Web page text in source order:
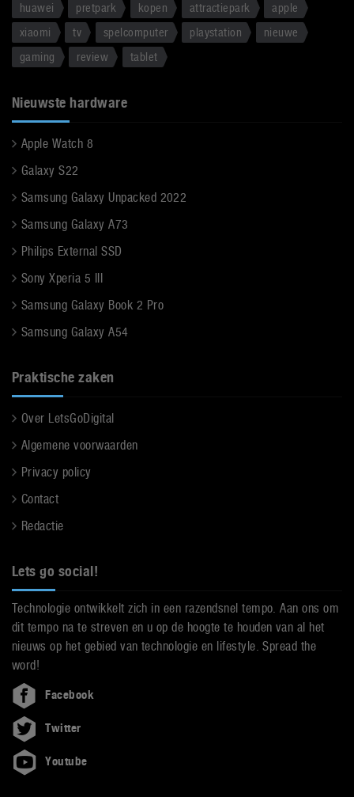
huawei
pretpark kopen attractiepark
apple
xiaomi
tv spelcomputer playstation
nieuwe
gaming
review tablet
Nieuwste hardware
Apple Watch 8
Galaxy S22
Samsung Galaxy Unpacked 2022
Samsung Galaxy A73
Philips External SSD
Sony Xperia 5 III
Samsung Galaxy Book 2 Pro
Samsung Galaxy A54
Praktische zaken
Over LetsGoDigital
Algemene voorwaarden
Privacy policy
Contact
Redactie
Lets go social!
Technologie ontwikkelt zich in een razendsnel tempo. Aan ons om
dit tempo na te streven en u op de hoogte te houden van al het
nieuws op het gebied van technologie en lifestyle. Spread the
word!
Facebook
Twitter
Youtube